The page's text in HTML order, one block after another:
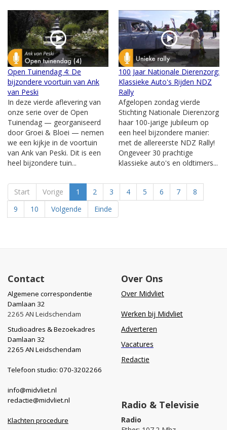
Open Tuinendag 4: De
bijzondere voortuin van Ank
van Peski
In deze vierde aflevering van
onze serie over de Open
Tuinendag — georganiseerd
door Groei & Bloei — nemen
we een kijkje in de voortuin
van Ank van Peski. Dit is een
heel bijzondere tuin...
100 Jaar Nationale Dierenzorg:
Klassieke Auto's Rijden NDZ
Rally
Afgelopen zondag vierde
Stichting Nationale Dierenzorg
haar 100-jarige jubileum op
een heel bijzondere manier:
met de allereerste NDZ Rally!
Ongeveer 30 prachtige
klassieke auto's en oldtimers...
Start Vorige 1 2 3 4 5 6 7
8
9
10 Volgende Einde
Contact
Algemene correspondentie
Damlaan 32
2265 AN Leidschendam
Studioadres & Bezoekadres
Damlaan 32
2265 AN Leidschendam
Telefoon studio: 070-3202266
info@midvliet.nl
redactie@midvliet.nl
Klachten procedure
Over Ons
Over Midvliet
Werken bij Midvliet
Adverteren
Vacatures
Redactie
Radio & Televisie
Radio